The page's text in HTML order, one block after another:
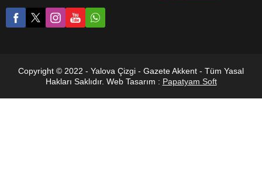
sürecinin detaylı şekilde
araştırılacağını açıkladı.
Copyright © 2022 - Yalova Çizgi - Gazete Akkent - Tüm Yasal
Hakları Saklıdır. Web Tasarım : Papatyam Soft